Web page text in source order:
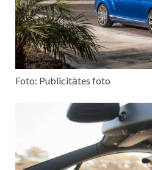
Foto: Publicitātes foto